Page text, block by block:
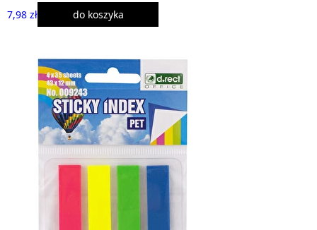
7,98 zł do koszyka